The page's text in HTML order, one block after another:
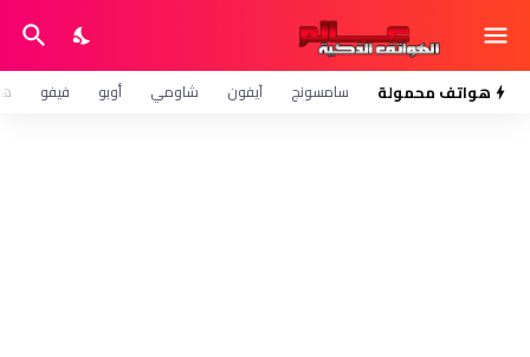
هواتف محمولة سامسونج آيفون شاومي أوبو فيفو